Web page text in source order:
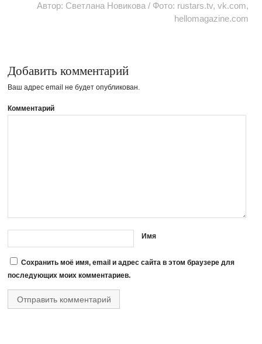
Автор: Светлана Новикова / Фото: rustars.tv, vk.com,
hellomagazine.com
Добавить комментарий
Ваш адрес email не будет опубликован.
Комментарий
Имя
Сохранить моё имя, email и адрес сайта в этом браузере для
последующих моих комментариев.